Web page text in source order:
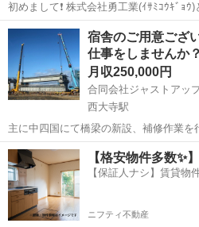
初めまして❗ 株式会社勇工業(ｲｻﾐｺｳｷﾞｮ
から始めた従業員、他職からの転職者な
が在籍しております！ まずは下記内容をご覧頂けたらと思いますので
宜しくお願...
岡山 倉敷市 足場
宿舎のご用意ござ
仕事をしませんか？
月収250,000円
合同会社ジャストアッ
西大寺駅
主に中四国にて橋梁の新設、補修作業
を行っておりますので、スキルアップを
けかと思います。資格取得も応援させて
格をお持ちの方は優遇させて頂きます。
岡山 岡山市 西大寺駅 鳶職
【格安物件多数✨
【保証人ナシ】賃貸物
ニフティ不動産